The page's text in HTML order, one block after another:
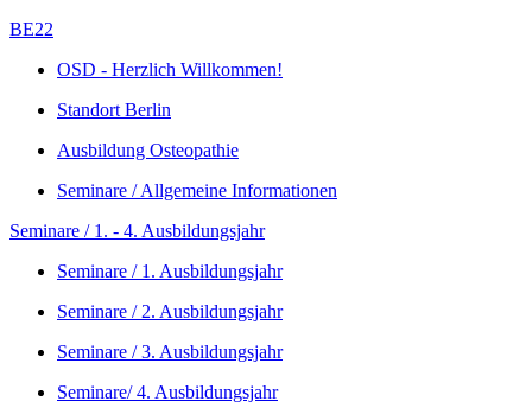
BE22
OSD - Herzlich Willkommen!
Standort Berlin
Ausbildung Osteopathie
Seminare / Allgemeine Informationen
Seminare / 1. - 4. Ausbildungsjahr
Seminare / 1. Ausbildungsjahr
Seminare / 2. Ausbildungsjahr
Seminare / 3. Ausbildungsjahr
Seminare/ 4. Ausbildungsjahr